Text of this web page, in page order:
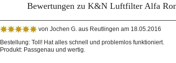
Bewertungen zu K&N Luftfilter Alfa
von Jochen G. aus Reutlingen am 18.05.2016
Bestellung: Toll! Hat alles schnell und problemlos funktioniert.
Produkt: Passgenau und wertig.